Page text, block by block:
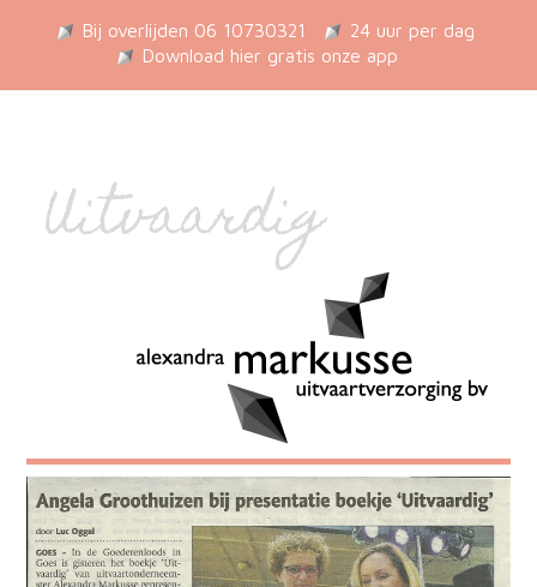
Bij overlijden 06 10730321
24 uur per dag
Download hier gratis onze app
Uitvaardig